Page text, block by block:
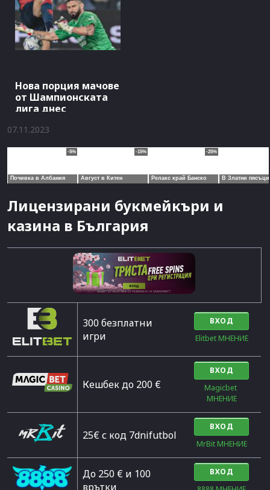
Нова порция мачове
от Шампионската
лига днес
07.11.2023
Лицензирани букмейкъри и
казина в България
300 безплатни
игри
ВХОД
Elitbet МНЕНИЕ
Кешбек до 200 €
ВХОД
Magicbet
МНЕНИЕ
25€ с код 7dnifutbol
ВХОД
MrBit МНЕНИЕ
До 250 € и 100
врътки
ВХОД